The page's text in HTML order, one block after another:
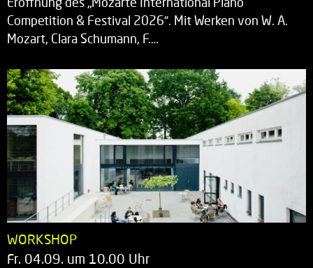
Competition & Festival 2026“. Mit Werken von W. A.
Mozart, Clara Schumann, F.…
WORKSHOP
Fr. 04.09. um 10.00 Uhr